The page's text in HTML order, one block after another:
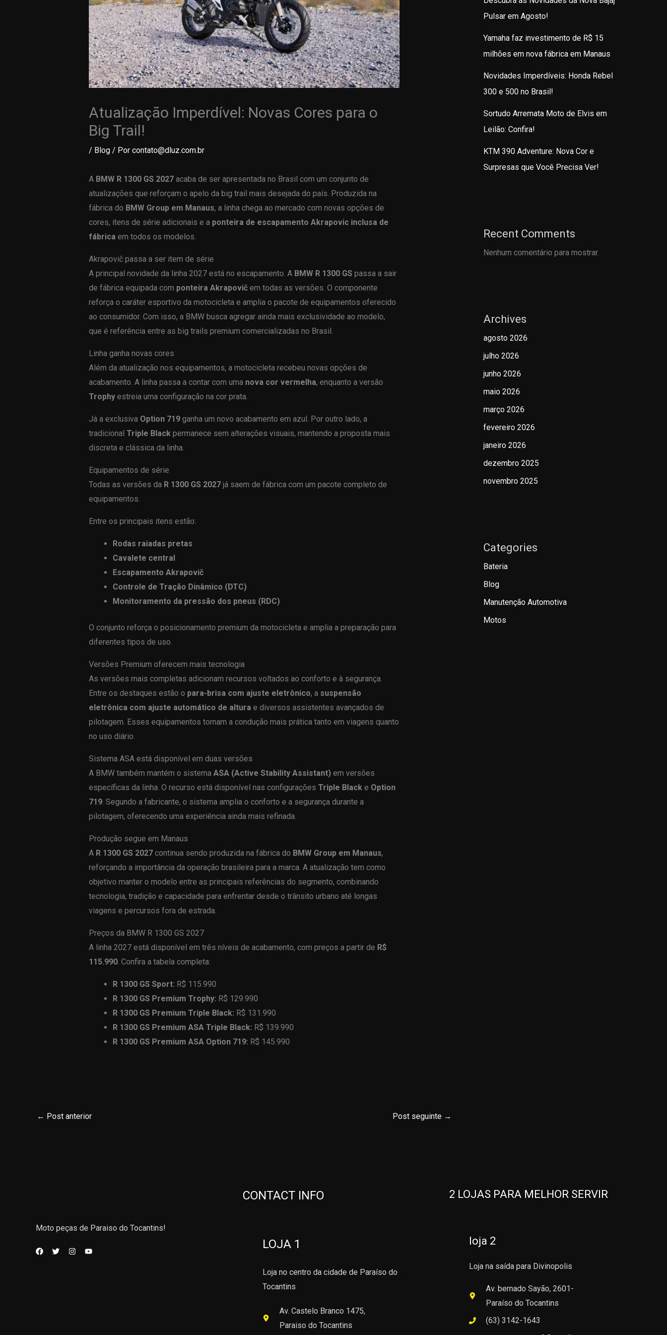
Atualização Imperdível: Novas Cores para o
Big Trail!
/ Blog/ Por contato@dluz.com.br
A BMW R 1300 GS 2027acaba de ser apresentada no Brasil com um conjunto de
atualizações que reforçam o apelo da big trail mais desejada do país. Produzida na
fábrica do BMW Group em Manaus, a linha chega ao mercado com novas opções de
cores, itens de série adicionais e a ponteira de escapamento Akrapovic inclusa de
fábrica em todos os modelos.
Akrapovič passa a ser item de série
A principal novidade da linha 2027 está no escapamento. A BMW R 1300 GS passa a sair
de fábrica equipada com ponteira Akrapovičem todas as versões. O componente
reforça o caráter esportivo da motocicleta e amplia o pacote de equipamentos oferecido
ao consumidor. Com isso, a BMW busca agregar ainda mais exclusividade ao modelo,
que é referência entre as big trails premium comercializadas no Brasil.
Linha ganha novas cores
Além da atualização nos equipamentos, a motocicleta recebeu novas opções de
acabamento. A linha passa a contar com uma nova cor vermelha, enquanto a versão
Trophyestreia uma configuração na cor prata.
Já a exclusiva Option 719ganha um novo acabamento em azul. Por outro lado, a
tradicional Triple Blackpermanece sem alterações visuais, mantendo a proposta mais
discreta e clássica da linha.
Equipamentos de série
Todas as versões da R 1300 GS 2027já saem de fábrica com um pacote completo de
equipamentos.
Entre os principais itens estão:
Rodas raiadas pretas
Cavalete central
Escapamento Akrapovič
Controle de Tração Dinâmico (DTC)
Monitoramento da pressão dos pneus (RDC)
O conjunto reforça o posicionamento premium da motocicleta e amplia a preparação para
diferentes tipos de uso.
Versões Premium oferecem mais tecnologia
As versões mais completas adicionam recursos voltados ao conforto e à segurança.
Entre os destaques estão o para-brisa com ajuste eletrônico, a suspensão
eletrônica com ajuste automático de altura e diversos assistentes avançados de
pilotagem. Esses equipamentos tornam a condução mais prática tanto em viagens quanto
no uso diário.
Sistema ASA está disponível em duas versões
A BMW também mantém o sistema ASA (Active Stability Assistant)em versões
específicas da linha. O recurso está disponível nas configurações Triple Blacke Option
719. Segundo a fabricante, o sistema amplia o conforto e a segurança durante a
pilotagem, oferecendo uma experiência ainda mais refinada.
Produção segue em Manaus
A R 1300 GS 2027continua sendo produzida na fábrica do BMW Group em Manaus,
reforçando a importância da operação brasileira para a marca. A atualização tem como
objetivo manter o modelo entre as principais referências do segmento, combinando
tecnologia, tradição e capacidade para enfrentar desde o trânsito urbano até longas
viagens e percursos fora de estrada.
Preços da BMW R 1300 GS 2027
A linha 2027 está disponível em três níveis de acabamento, com preços a partir de R$
115.990. Confira a tabela completa:
R 1300 GS Sport: R$ 115.990
R 1300 GS Premium Trophy: R$ 129.990
R 1300 GS Premium Triple Black: R$ 131.990
R 1300 GS Premium ASA Triple Black: R$ 139.990
R 1300 GS Premium ASA Option 719: R$ 145.990
← Post anterior Post seguinte →
Pulsar em Agosto!
Yamaha faz investimento de R$ 15
milhões em nova fábrica em Manaus
Novidades Imperdíveis: Honda Rebel
300 e 500 no Brasil!
Sortudo Arremata Moto de Elvis em
Leilão: Confira!
KTM 390 Adventure: Nova Cor e
Surpresas que Você Precisa Ver!
Recent Comments
Nenhum comentário para mostrar.
Archives
agosto 2026
julho 2026
junho 2026
maio 2026
março 2026
fevereiro 2026
janeiro 2026
dezembro 2025
novembro 2025
Categories
Bateria
Blog
Manutenção Automotiva
Motos
Moto peças de Paraiso do Tocantins!
CONTACT INFO
LOJA 1
Loja no centro da cidade de Paraíso do
Tocantins
Av. Castelo Branco 1475,
Paraiso do Tocantins
2 LOJAS PARA MELHOR SERVIR
loja 2
Loja na saída para Divinopolis
Av. bernado Sayão, 2601-
Paraíso do Tocantins
(63) 3142-1643